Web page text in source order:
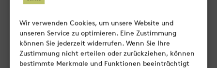
Wir verwenden Cookies, um unsere Website und
unseren Service zu optimieren. Eine Zustimmung
können Sie jederzeit widerrufen. Wenn Sie Ihre
Zustimmung nicht erteilen oder zurückziehen, können
bestimmte Merkmale und Funktionen beeinträchtigt
200°C 210°C
5–7 Minuten
Backzeit